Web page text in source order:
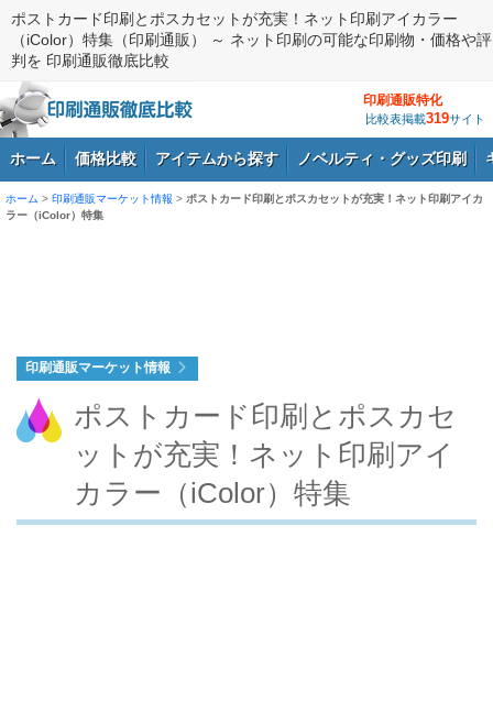
ポストカード印刷とポスカセットが充実！ネット印刷アイカラー
（iColor）特集（印刷通販） ～ ネット印刷の可能な印刷物・価格や評
判を 印刷通販徹底比較
印刷通販特化
比較表掲載319サイト
ホーム 価格比較 アイテムから探す ノベルティ・グッズ印刷
ホーム > 印刷通販マーケット情報 > ポストカード印刷とポスカセットが充実！ネット印刷アイカ
ラー（iColor）特集
印刷通販マーケット情報
ポストカード印刷とポスカセ
ットが充実！ネット印刷アイ
カラー（iColor）特集